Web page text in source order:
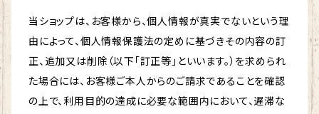
当ショップは、お客様から、個人情報が真実でないという理
由によって、個人情報保護法の定めに基づきその内容の訂
正、追加又は削除（以下「訂正等」といいます。）を求められ
た場合には、お客様ご本人からのご請求であることを確認
の上で、利用目的の達成に必要な範囲内において、遅滞な